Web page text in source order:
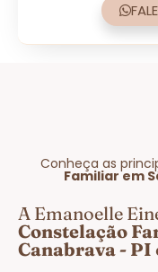
Conheça as
Familiar em
A Emanoelle
Constelação
Canabrava - PI